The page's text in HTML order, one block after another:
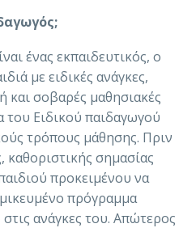
ένας εκπαιδευτικός, ο
με ειδικές ανάγκες,
και σοβαρές μαθησιακές
του Ειδικού παιδαγωγού
τρόπους μάθησης. Πριν
καθοριστικής σημασίας
προκειμένου να
πρόγραμμα
ανάγκες του. Απώτερος